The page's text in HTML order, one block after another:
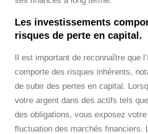
Les investissements
risques de perte en capital.
Il est important de reconnaître que
comporte des risques inhérents,
de subir des pertes en capital.
votre argent dans des actifs tels
des obligations, vous exposez
fluctuation des marchés financiers.